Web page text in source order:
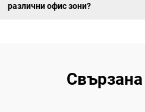
различни офис зони?
Свързана